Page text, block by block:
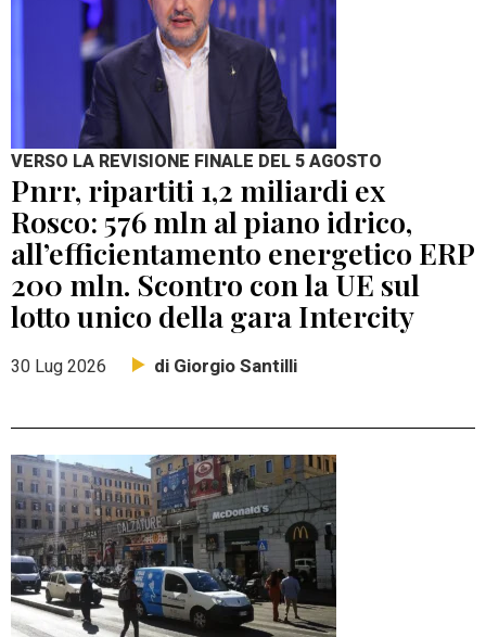
VERSO LA REVISIONE FINALE DEL 5 AGOSTO
Pnrr, ripartiti 1,2 miliardi ex
Rosco: 576 mln al piano idrico,
all’efficientamento energetico ERP
200 mln. Scontro con la UE sul
lotto unico della gara Intercity
30 Lug 2026 di Giorgio Santilli